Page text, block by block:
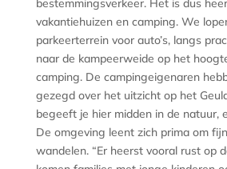
bestemmingsverkeer. Het is dus
vakantiehuizen en camping. We
parkeerterrein voor auto’s, langs
naar de kampeerweide op het
camping. De campingeigenaren
gezegd over het uitzicht op het
begeeft je hier midden in de natuur,
De omgeving leent zich prima om
wandelen. “Er heerst vooral rust op